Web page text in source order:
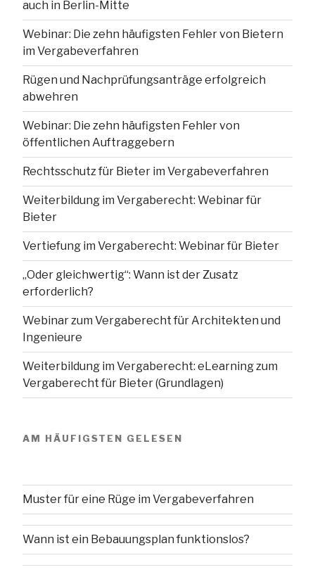
auch in Berlin-Mitte
Webinar: Die zehn häufigsten Fehler von Bietern
im Vergabeverfahren
Rügen und Nachprüfungsanträge erfolgreich
abwehren
Webinar: Die zehn häufigsten Fehler von
öffentlichen Auftraggebern
Rechtsschutz für Bieter im Vergabeverfahren
Weiterbildung im Vergaberecht: Webinar für
Bieter
Vertiefung im Vergaberecht: Webinar für Bieter
„Oder gleichwertig“: Wann ist der Zusatz
erforderlich?
Webinar zum Vergaberecht für Architekten und
Ingenieure
Weiterbildung im Vergaberecht: eLearning zum
Vergaberecht für Bieter (Grundlagen)
AM HÄUFIGSTEN GELESEN
Muster für eine Rüge im Vergabeverfahren
Wann ist ein Bebauungsplan funktionslos?